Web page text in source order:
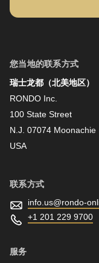
姓氏
您当地的联系方式
瑞士龙都（北美地区）
RONDO Inc.
100 State Street
N.J. 07074 Moonachie
USA
联系方式
info.us@rondo-
+1 201 229 9700
服务